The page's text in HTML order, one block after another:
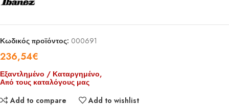
Κωδικός προϊόντος: 000691
236,54€
Εξαντλημένο / Καταργημένο,
Από τους καταλόγους μας
Add to compare
Add to wishlist